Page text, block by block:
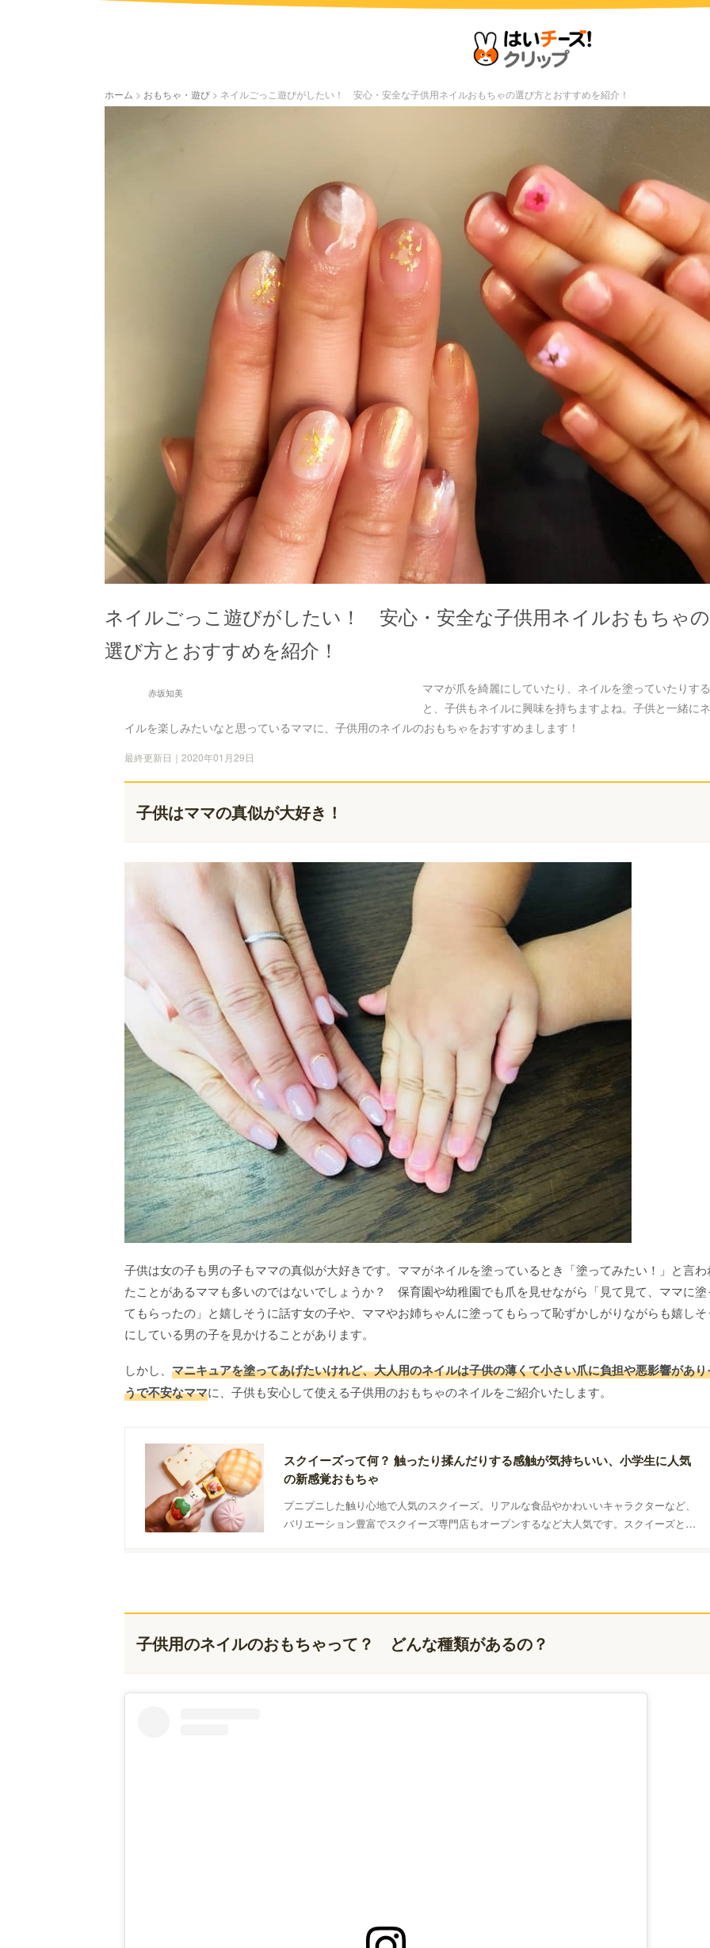
ホーム > おもちゃ・遊び > ネイルごっこ遊びがしたい！ 安心・安全な子供用ネイルおもちゃの選び方とおすすめを紹介！
ネイルごっこ遊びがしたい！ 安心・安全な子供用ネイルおもちゃの
選び方とおすすめを紹介！
赤坂知美
最終更新日｜2020年01月29日
ママが爪を綺麗にしていたり、ネイルを塗っていたりする
と、子供もネイルに興味を持ちますよね。子供と一緒にネ
イルを楽しみたいなと思っているママに、子供用のネイルのおもちゃをおすすめまします！
子供はママの真似が大好き！
子供は女の子も男の子もママの真似が大好きです。ママがネイルを塗っているとき「塗ってみたい！」と言わ
たことがあるママも多いのではないでしょうか？ 保育園や幼稚園でも爪を見せながら「見て見て、ママに塗
てもらったの」と嬉しそうに話す女の子や、ママやお姉ちゃんに塗ってもらって恥ずかしがりながらも嬉しそ
にしている男の子を見かけることがあります。
しかし、 マニキュアを塗ってあげたいけれど、大人用のネイルは子供の薄くて小さい爪に負担や悪影響があり
うで不安なママに、子供も安心して使える子供用のおもちゃのネイルをご紹介いたします。
スクイーズって何？ 触ったり揉んだりする感触が気持ちいい、小学生に人気
の新感覚おもちゃ
プニプニした触り心地で人気のスクイーズ。リアルな食品やかわいいキャラクターなど、
バリエーション豊富でスクイーズ専門店もオープンするなど大人気です。スクイーズとは
子供用のネイルのおもちゃって？ どんな種類があるの？